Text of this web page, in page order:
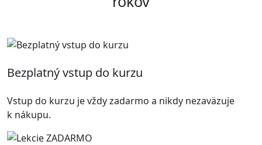
Bezplatný vstup do kurzu
Vstup do kurzu je vždy zadarmo a nikdy nezaväzuje
k nákupu.